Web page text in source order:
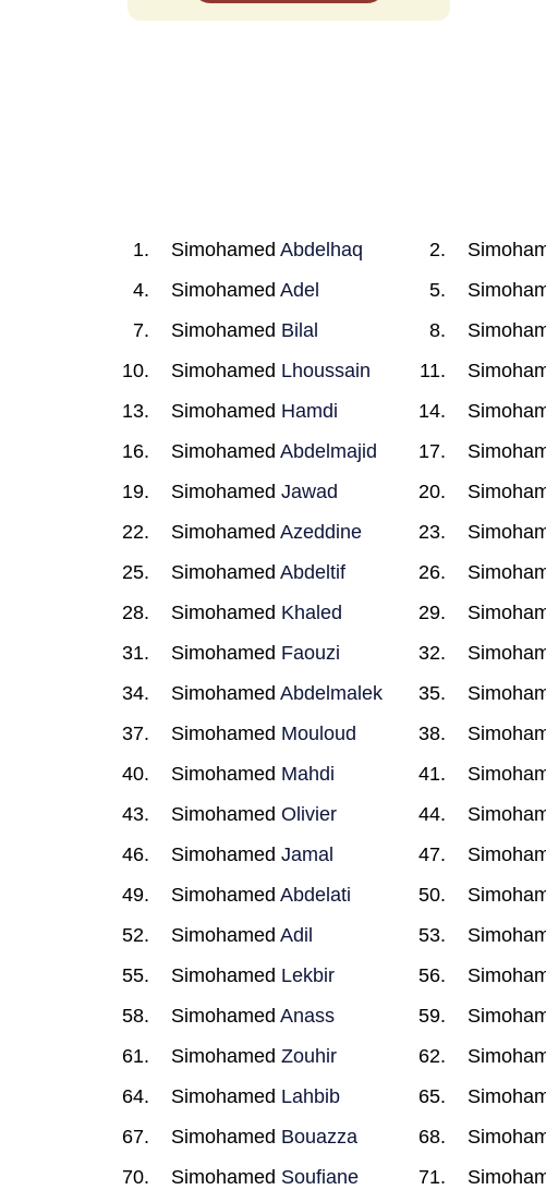
Simohamed Abdelhaq
Simohamed Adel
Simohamed Bilal
Simohamed Lhoussain
Simohamed Hamdi
Simohamed Abdelmajid
Simohamed Jawad
Simohamed Azeddine
Simohamed Abdeltif
Simohamed Khaled
Simohamed Faouzi
Simohamed Abdelmalek
Simohamed Mouloud
Simohamed Mahdi
Simohamed Olivier
Simohamed Jamal
Simohamed Abdelati
Simohamed Adil
Simohamed Lekbir
Simohamed Anass
Simohamed Zouhir
Simohamed Lahbib
Simohamed Bouazza
Simohamed Soufiane